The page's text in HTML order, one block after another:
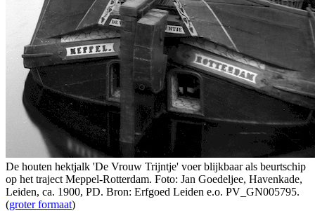
De houten hektjalk 'De Vrouw Trijntje' voer blijkbaar als beurtschip
op het traject Meppel-Rotterdam. Foto: Jan Goedeljee, Havenkade,
Leiden, ca. 1900, PD. Bron: Erfgoed Leiden e.o. PV_GN005795.
(groter formaat)